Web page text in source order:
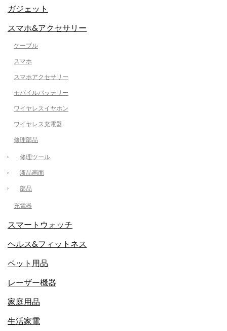
ガジェット
スマホ&アクセサリー
ケーブル
スマホ
スマホアクセサリー
モバイルバッテリー
ワイヤレスイヤホン
ワイヤレス充電器
修理部品
修理ツール
液晶画面
部品
充電器
スマートウォッチ
ヘルス&フィットネス
ペット用品
レーザー機器
家庭用品
生活家電